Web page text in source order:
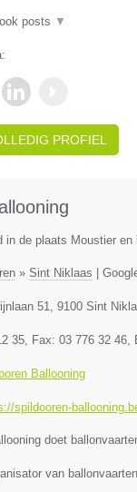
posts ▼
PROFIEL
in de plaats Moustier en
» Sint Niklaas
51, 9100 Sint
35, Fax: 03 776 32 46,
Ballooning
spildooren-
doet
van ballonvaarten